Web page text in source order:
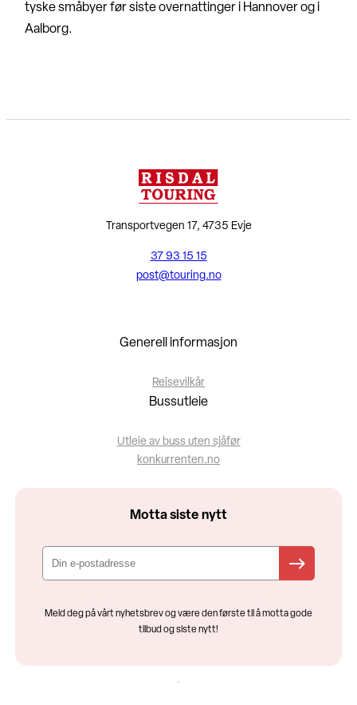
tyske småbyer før siste overnattinger i Hannover og i
Aalborg.
Transportvegen 17, 4735 Evje
37 93 15 15
post@touring.no
Generell informasjon
Reisevilkår
Bussutleie
Utleie av buss uten sjåfør
konkurrenten.no
Motta siste nytt
Meld deg på vårt nyhetsbrev og være den første til å motta gode
tilbud og siste nytt!